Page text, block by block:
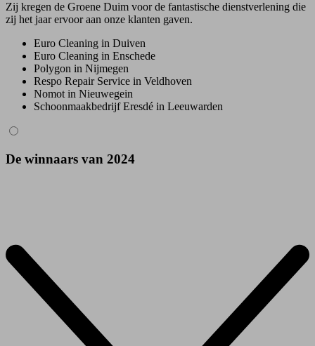
Zij kregen de Groene Duim voor de fantastische dienstverlening die
zij het jaar ervoor aan onze klanten gaven.
Euro Cleaning in Duiven
Euro Cleaning in Enschede
Polygon in Nijmegen
Respo Repair Service in Veldhoven
Nomot in Nieuwegein
Schoonmaakbedrijf Eresdé in Leeuwarden
De winnaars van 2024